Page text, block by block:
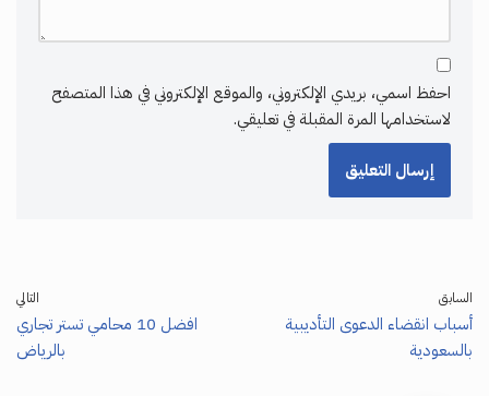
احفظ اسمي، بريدي الإلكتروني، والموقع الإلكتروني في هذا المتصفح
لاستخدامها المرة المقبلة في تعليقي.
السابق
أسباب انقضاء الدعوى التأديبية
بالسعودية
التالي
افضل 10 محامي تستر تجاري
بالرياض